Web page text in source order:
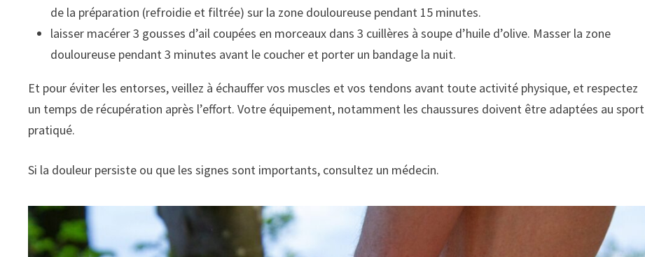
de la préparation (refroidie et filtrée) sur la zone douloureuse pendant 15 minutes.
laisser macérer 3 gousses d’ail coupées en morceaux dans 3 cuillères à soupe d’huile d’olive. Masser la zone
douloureuse pendant 3 minutes avant le coucher et porter un bandage la nuit.
Et pour éviter les entorses, veillez à échauffer vos muscles et vos tendons avant toute activité physique, et respectez
un temps de récupération après l’effort. Votre équipement, notamment les chaussures doivent être adaptées au sport
pratiqué.
Si la douleur persiste ou que les signes sont importants, consultez un médecin.